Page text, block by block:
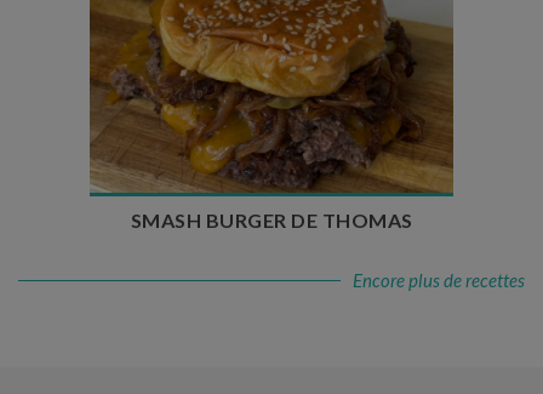
Temps de préparation : 20 min
Temps de cuisson : 5 à 10 min
Nombre de couverts : 4
SMASH BURGER DE THOMAS
Encore plus de recettes